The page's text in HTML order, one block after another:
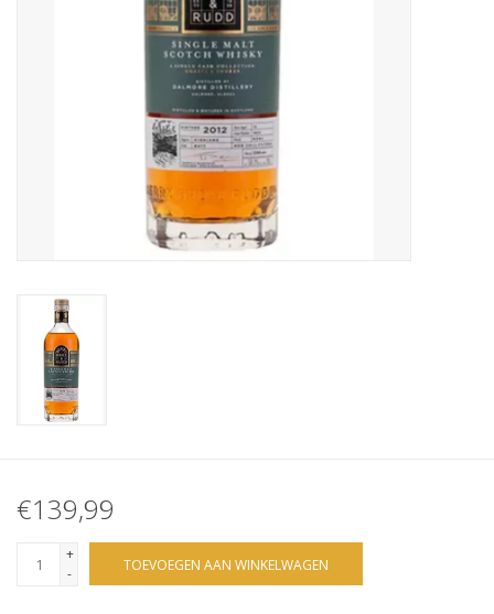
€139,99
+
-
TOEVOEGEN AAN WINKELWAGEN